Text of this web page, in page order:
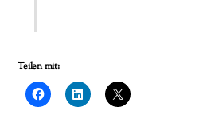
Teilen mit: